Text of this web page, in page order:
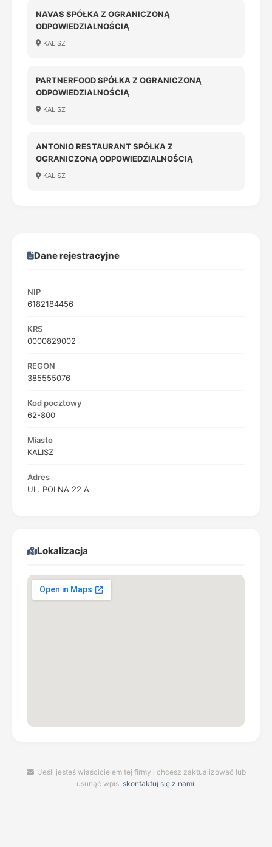
NAVAS SPÓŁKA Z OGRANICZONĄ
ODPOWIEDZIALNOŚCIĄ
KALISZ
PARTNERFOOD SPÓŁKA Z OGRANICZONĄ
ODPOWIEDZIALNOŚCIĄ
KALISZ
ANTONIO RESTAURANT SPÓŁKA Z
OGRANICZONĄ ODPOWIEDZIALNOŚCIĄ
KALISZ
Dane rejestracyjne
NIP
6182184456
KRS
0000829002
REGON
385555076
Kod pocztowy
62-800
Miasto
KALISZ
Adres
UL. POLNA 22 A
Lokalizacja
Jeśli jesteś właścicielem tej firmy i chcesz zaktualizować lub
usunąć wpis, skontaktuj się z nami.